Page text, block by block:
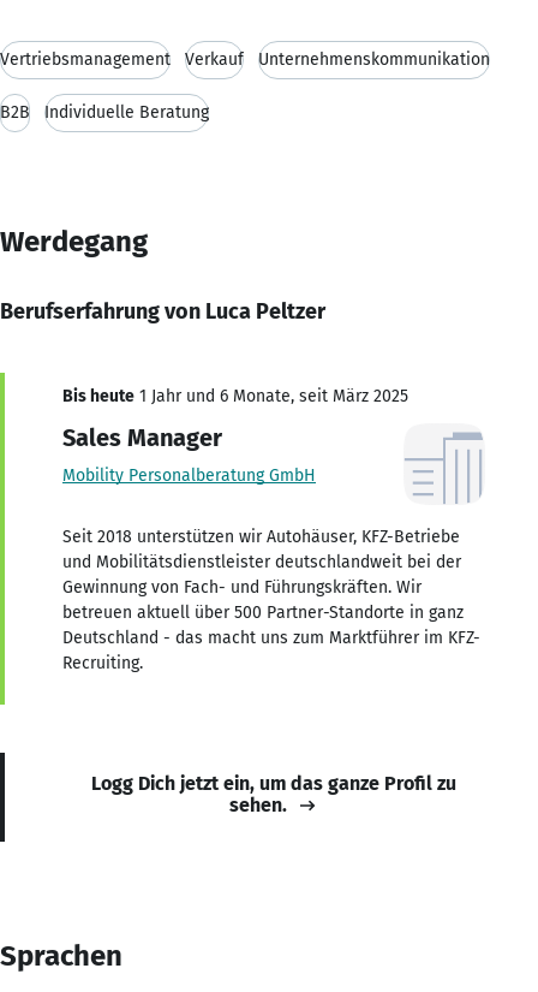
Vertriebsmanagement Verkauf Unternehmenskommunikation
B2B Individuelle Beratung
Werdegang
Berufserfahrung von Luca Peltzer
Bis heute 1 Jahr und 6 Monate, seit März 2025
Sales Manager
Mobility Personalberatung GmbH
Seit 2018 unterstützen wir Autohäuser, KFZ-Betriebe
und Mobilitätsdienstleister deutschlandweit bei der
Gewinnung von Fach- und Führungskräften. Wir
betreuen aktuell über 500 Partner-Standorte in ganz
Deutschland - das macht uns zum Marktführer im KFZ-
Recruiting.
Logg Dich jetzt ein, um das ganze Profil zu
sehen.
Sprachen